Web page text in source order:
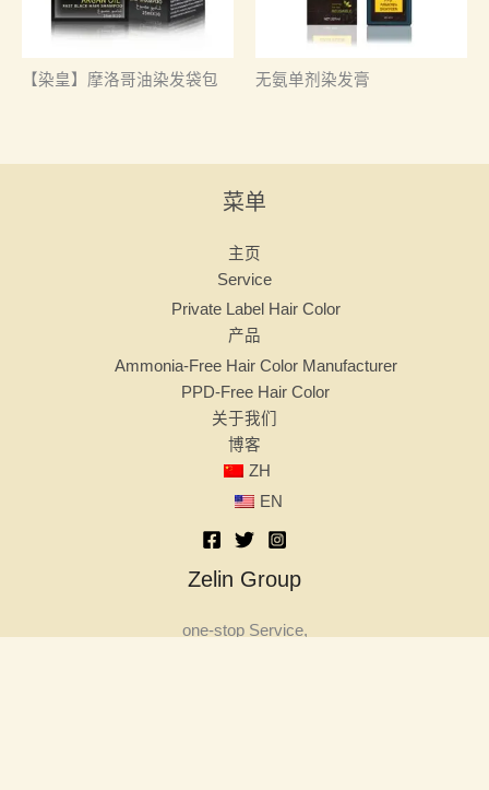
【染皇】摩洛哥油染发袋包 无氨单剂染发膏
菜单
主页
Service
Private Label Hair Color
产品
Ammonia-Free Hair Color Manufacturer
PPD-Free Hair Color
关于我们
博客
ZH
EN
Zelin Group
one-stop Service,